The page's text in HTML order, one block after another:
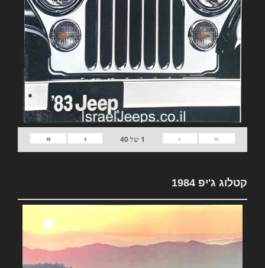
«
‹
1 של40
›
»
קטלוג ג'יפ 1984